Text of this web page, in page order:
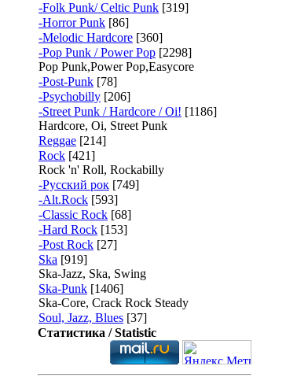
-Folk Punk/ Celtic Punk [319]
-Horror Punk [86]
-Melodic Hardcore [360]
-Pop Punk / Power Pop [2298]
Pop Punk,Power Pop,Easycore
-Post-Punk [78]
-Psychobilly [206]
-Street Punk / Hardcore / Oi! [1186]
Hardcore, Oi, Street Punk
Reggae [214]
Rock [421]
Rock 'n' Roll, Rockabilly
-Русский рок [749]
-Alt.Rock [593]
-Classic Rock [68]
-Hard Rock [153]
-Post Rock [27]
Ska [919]
Ska-Jazz, Ska, Swing
Ska-Punk [1406]
Ska-Core, Crack Rock Steady
Soul, Jazz, Blues [37]
Статистика / Statistic